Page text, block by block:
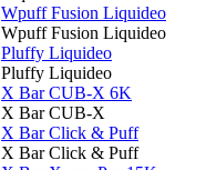
Wpuff Fusion Liquideo
Wpuff Fusion Liquideo
Pluffy Liquideo
Pluffy Liquideo
X Bar CUB-X 6K
X Bar CUB-X
X Bar Click & Puff
X Bar Click & Puff